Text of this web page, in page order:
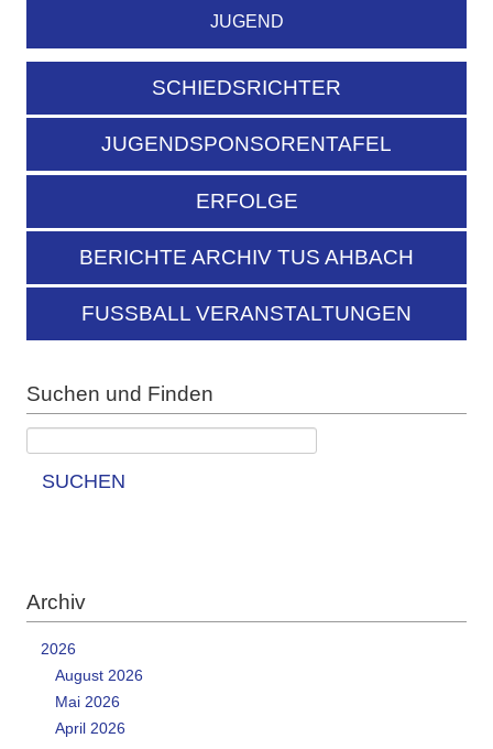
JUGEND
SCHIEDSRICHTER
JUGENDSPONSORENTAFEL
ERFOLGE
BERICHTE ARCHIV TUS AHBACH
FUSSBALL VERANSTALTUNGEN
Suchen und Finden
SUCHEN
Archiv
2026
August 2026
Mai 2026
April 2026